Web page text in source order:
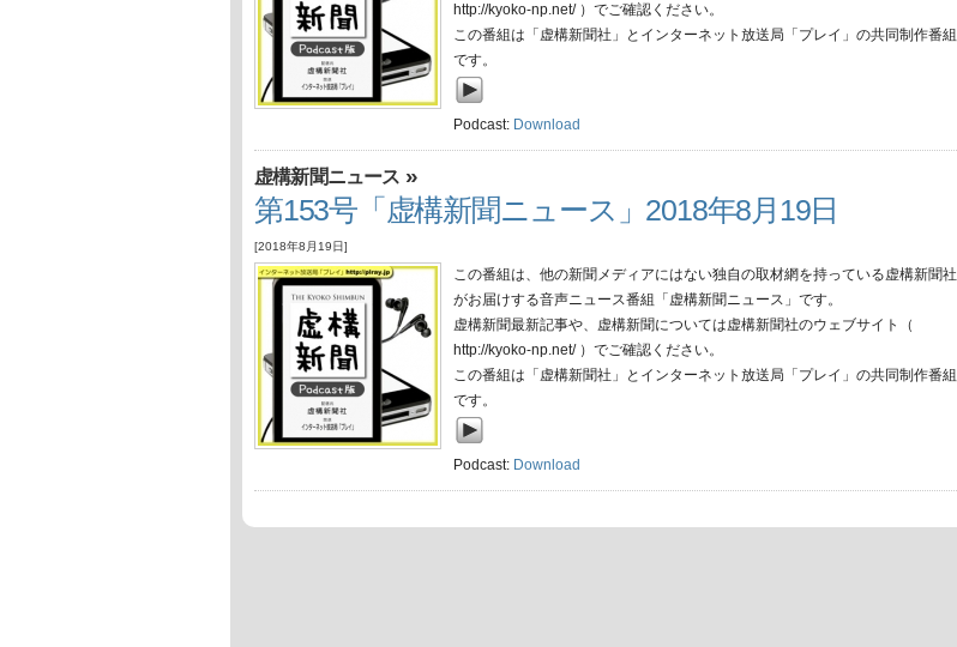
http://kyoko-np.net/ ）でご確認ください。
この番組は「虚構新聞社」とインターネット放送局「プレイ」の共同制作番組
です。
Podcast: Download
虚構新聞ニュース »
第153号「虚構新聞ニュース」2018年8月19日
[2018年8月19日]
この番組は、他の新聞メディアにはない独自の取材網を持っている虚構新聞社
がお届けする音声ニュース番組「虚構新聞ニュース」です。
虚構新聞最新記事や、虚構新聞については虚構新聞社のウェブサイト（
http://kyoko-np.net/ ）でご確認ください。
この番組は「虚構新聞社」とインターネット放送局「プレイ」の共同制作番組
です。
Podcast: Download